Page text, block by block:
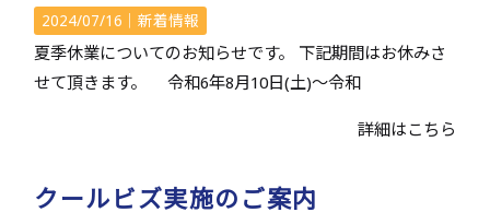
2024/07/16｜新着情報
夏季休業についてのお知らせです。 下記期間はお休みさ
せて頂きます。 令和6年8月10日(土)～令和
詳細はこちら
クールビズ実施のご案内